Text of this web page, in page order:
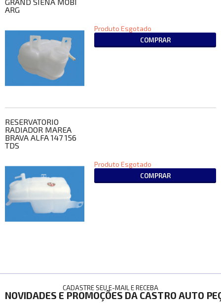
ARG
Produto Esgotado
COMPRAR
RESERVATORIO
RADIADOR MAREA
BRAVA ALFA 147 156
TDS
Produto Esgotado
COMPRAR
CADASTRE SEU E-MAIL E RECEBA
NOVIDADES E PROMOÇÕES DA CASTRO AUTO